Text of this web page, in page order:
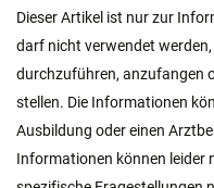
Dieser Artikel ist nur zur
darf nicht verwendet
durchzuführen, anzufangen
stellen. Die Informationen
Ausbildung oder einen
Informationen können leider